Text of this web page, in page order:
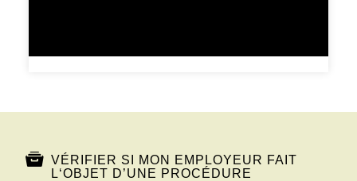
VÉRIFIER SI MON EMPLOYEUR FAIT
L‘OBJET D’UNE PROCÉDURE